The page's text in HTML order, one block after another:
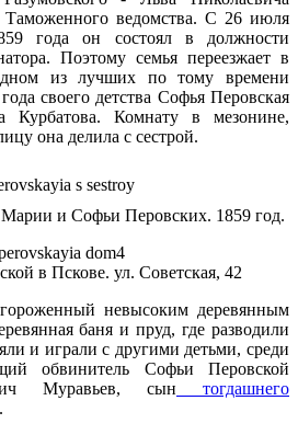
Таможенного ведомства. С 26 июля
года он состоял в должности
Поэтому семья переезжает в
из лучших по тому времени
своего детства Софья Перовская
Курбатова. Комнату в мезонине,
она делила с сестрой.
и Софьи Перовских. 1859 год.
в Пскове. ул. Советская, 42
невысоким деревянным
баня и пруд, где разводили
и играли с другими детьми, среди
обвинитель Софьи Перовской
Муравьев, сын тогдашнего
.